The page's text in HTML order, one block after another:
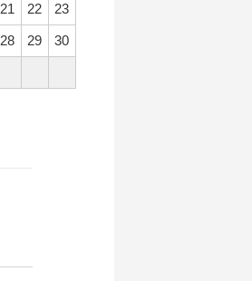
21 22 23
28 29 30